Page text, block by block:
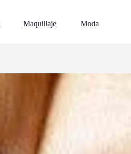
Maquillaje Moda